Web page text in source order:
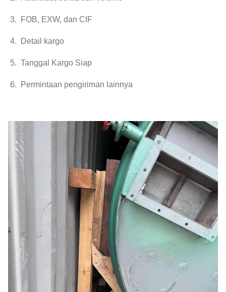
3. FOB, EXW, dan CIF
4. Detail kargo
5. Tanggal Kargo Siap
6. Permintaan pengiriman lainnya